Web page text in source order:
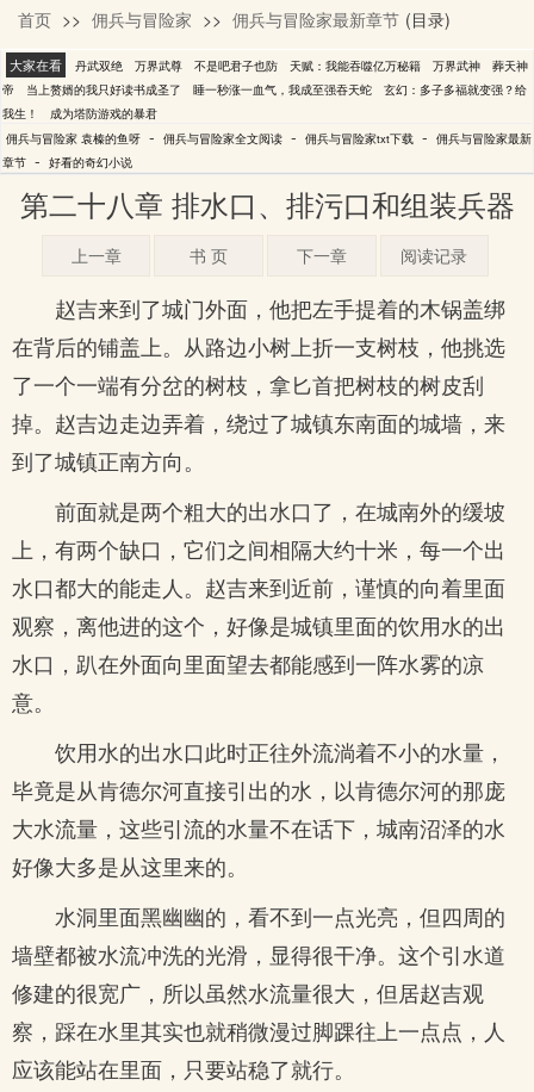
袁榛的鱼呀
首页 >> 佣兵与冒险家 >> 佣兵与冒险家最新章节 (目录)
大家在看 丹武双绝 万界武尊 不是吧君子也防 天赋：我能吞噬亿万秘籍 万界武神
葬天神
帝
当上赘婿的我只好读书成圣了 睡一秒涨一血气，我成至强吞天蛇
玄幻：多子多福就变强？给
我生！
成为塔防游戏的暴君
佣兵与冒险家 袁榛的鱼呀 - 佣兵与冒险家全文阅读 - 佣兵与冒险家txt下载 - 佣兵与冒险家最新
章节 - 好看的奇幻小说
第二十八章 排水口、排污口和组装兵器
上一章 书 页 下一章 阅读记录
赵吉来到了城门外面，他把左手提着的木锅盖绑
在背后的铺盖上。从路边小树上折一支树枝，他挑选
了一个一端有分岔的树枝，拿匕首把树枝的树皮刮
掉。赵吉边走边弄着，绕过了城镇东南面的城墙，来
到了城镇正南方向。
前面就是两个粗大的出水口了，在城南外的缓坡
上，有两个缺口，它们之间相隔大约十米，每一个出
水口都大的能走人。赵吉来到近前，谨慎的向着里面
观察，离他进的这个，好像是城镇里面的饮用水的出
水口，趴在外面向里面望去都能感到一阵水雾的凉
意。
饮用水的出水口此时正往外流淌着不小的水量，
毕竟是从肯德尔河直接引出的水，以肯德尔河的那庞
大水流量，这些引流的水量不在话下，城南沼泽的水
好像大多是从这里来的。
水洞里面黑幽幽的，看不到一点光亮，但四周的
墙壁都被水流冲洗的光滑，显得很干净。这个引水道
修建的很宽广，所以虽然水流量很大，但居赵吉观
察，踩在水里其实也就稍微漫过脚踝往上一点点，人
应该能站在里面，只要站稳了就行。